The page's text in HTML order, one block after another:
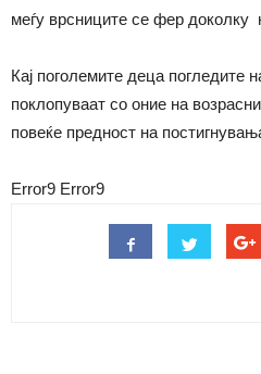
меѓу врсниците се фер доколку
Кај поголемите деца погледите
поклопуваат со оние на
повеќе предност на
Error9 Error9